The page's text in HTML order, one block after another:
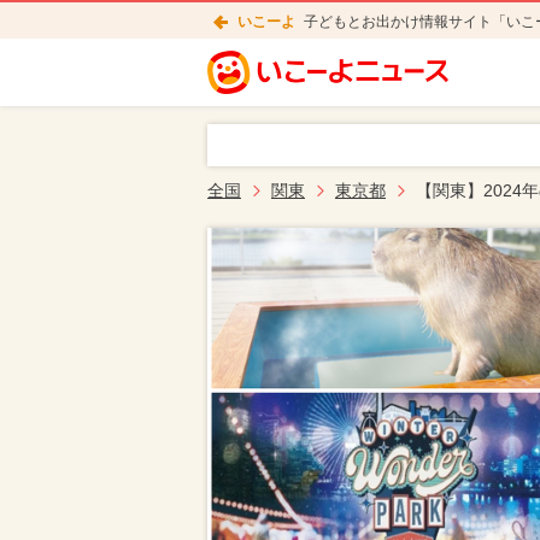
いこーよ 子どもとお出かけ情報サイト「い
全国 関東 東京都 【関東】2024